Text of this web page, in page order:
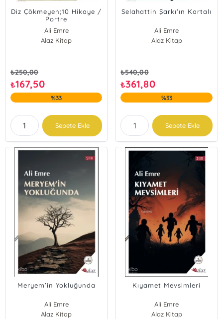
Diz Çökmeyen;10 Hikaye /
Portre
Ali Emre
Alaz Kitap
₺250,00
₺167,50
%33
Sepete Ekle
Selahattin Şarkı'ın Kartalı
Ali Emre
Alaz Kitap
₺540,00
₺361,80
%33
Sepete Ekle
Meryem’in Yokluğunda
Ali Emre
Alaz Kitap
Kıyamet Mevsimleri
Ali Emre
Alaz Kitap